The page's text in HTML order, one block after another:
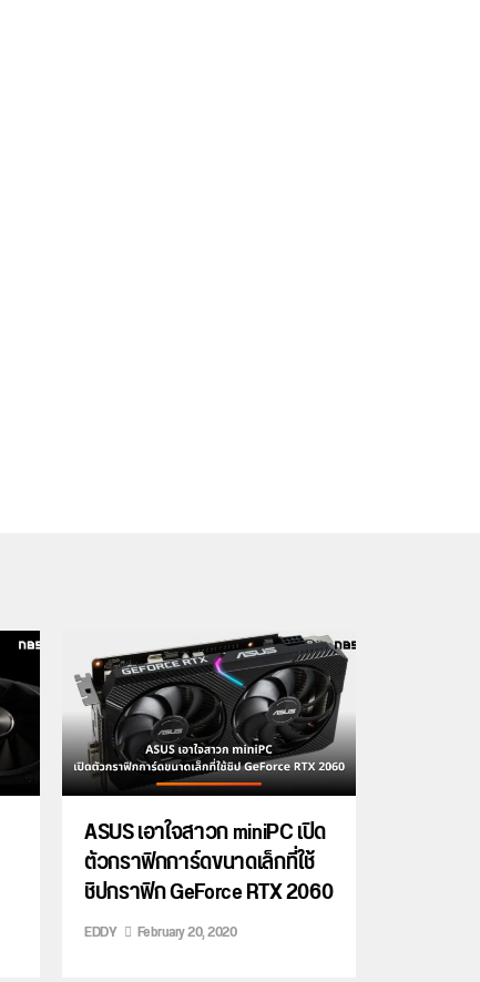
ASUS เอาใจสาวก miniPC เปิด
ตัวกราฟิกการ์ดขนาดเล็กที่ใช้
ชิปกราฟิก GeForce RTX 2060
EDDY February 20, 2020